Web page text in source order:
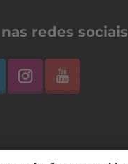
redes sociais